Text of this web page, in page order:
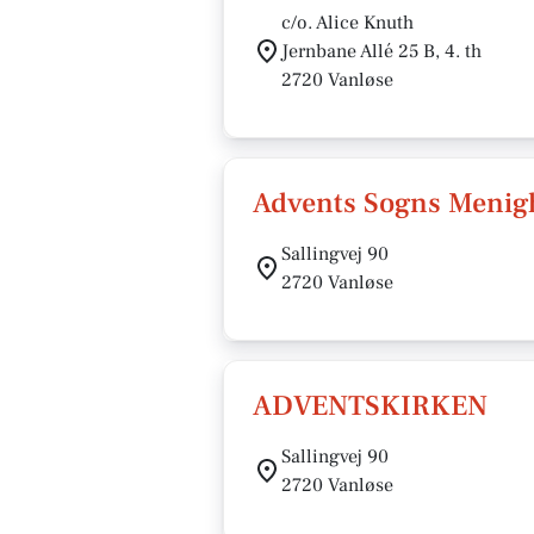
c/o. Alice Knuth
Jernbane Allé 25 B, 4. th
2720 Vanløse
Advents Sogns
Sallingvej 90
2720 Vanløse
ADVENTSKIRKEN
Sallingvej 90
2720 Vanløse